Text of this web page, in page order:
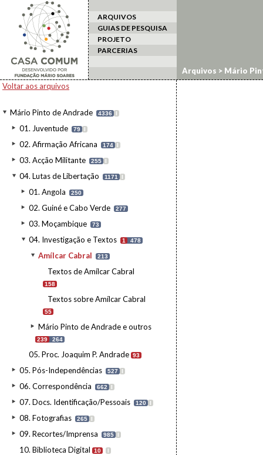
ARQUIVOS
GUIAS DE PESQUISA
PROJETO
PARCERIAS
Voltar aos arquivos
Mário Pinto de Andrade 4336 I
01. Juventude 79 I
02. Afirmação Africana 174 I
03. Acção Militante 255 I
04. Lutas de Libertação 1171 I
01. Angola 250
02. Guiné e Cabo Verde 277
03. Moçambique 73
04. Investigação e Textos 1 478
Amílcar Cabral 213
Textos de Amílcar Cabral
158
Textos sobre Amílcar Cabral
55
Mário Pinto de Andrade e outros
239 264
05. Proc. Joaquim P. Andrade 93
05. Pós-Independências 527 I
06. Correspondência 662 I
07. Docs. Identificação/Pessoais 120 I
08. Fotografias 265 I
09. Recortes/Imprensa 985 I
10. Biblioteca Digital 10 I
Arquivos > Mário